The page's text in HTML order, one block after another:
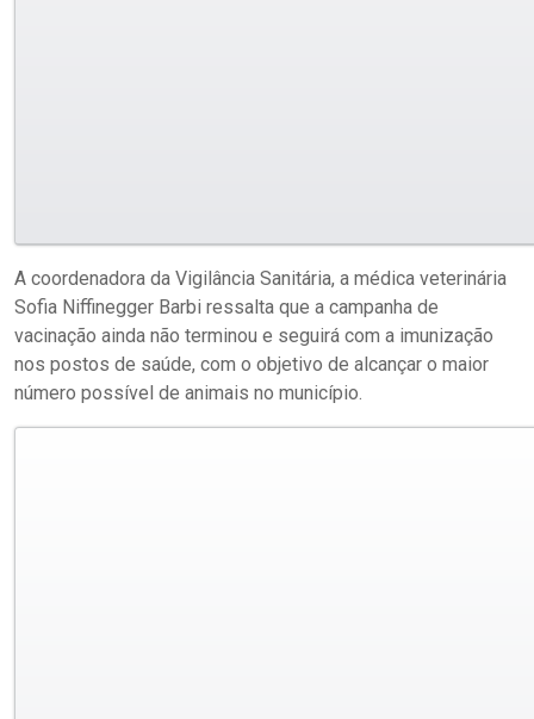
A coordenadora da Vigilância Sanitária, a médica veterinária
Sofia Niffinegger Barbi ressalta que a campanha de
vacinação ainda não terminou e seguirá com a imunização
nos postos de saúde, com o objetivo de alcançar o maior
número possível de animais no município.